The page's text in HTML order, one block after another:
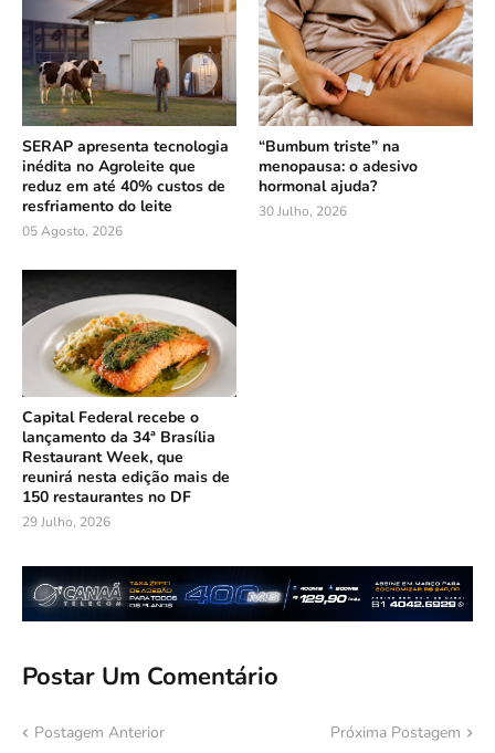
SERAP apresenta tecnologia
inédita no Agroleite que
reduz em até 40% custos de
resfriamento do leite
05 Agosto, 2026
“Bumbum triste” na
menopausa: o adesivo
hormonal ajuda?
30 Julho, 2026
Capital Federal recebe o
lançamento da 34ª Brasília
Restaurant Week, que
reunirá nesta edição mais de
150 restaurantes no DF
29 Julho, 2026
Postar Um Comentário
Postagem Anterior Próxima Postagem